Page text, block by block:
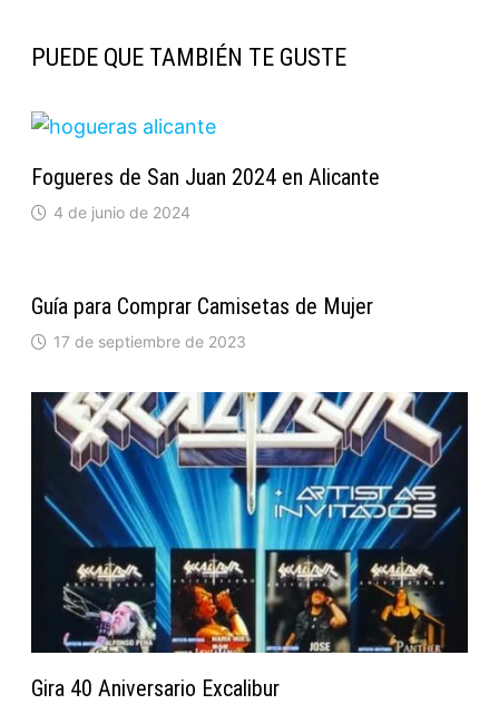
PUEDE QUE TAMBIÉN TE GUSTE
Fogueres de San Juan 2024 en Alicante
4 de junio de 2024
Guía para Comprar Camisetas de Mujer
17 de septiembre de 2023
Gira 40 Aniversario Excalibur